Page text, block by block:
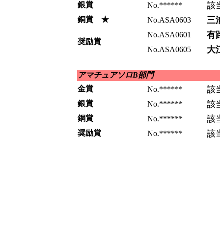
銀賞 No.****** 該
銅賞 ★ No.ASA0603 三
奨励賞
No.ASA0601 有
No.ASA0605 大
アマチュアソロB部門
金賞
No.****** 該
銀賞 No.****** 該
銅賞 No.****** 該
奨励賞 No.****** 該